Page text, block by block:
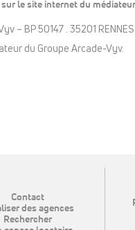
le site internet du
– BP 50147 . 35201 RENNES
du Groupe Arcade-Vyv.
Contact
des agences
Rechercher